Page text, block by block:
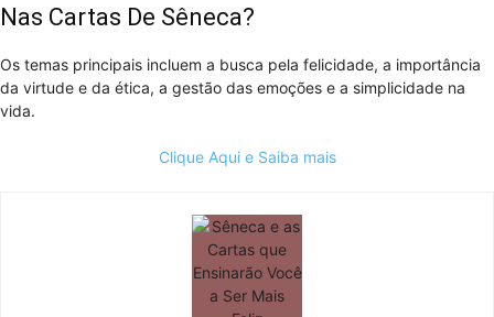
Nas Cartas De Sêneca?
Os temas principais incluem a busca pela felicidade, a importância
da virtude e da ética, a gestão das emoções e a simplicidade na
vida.
Clique Aqui e Saiba mais